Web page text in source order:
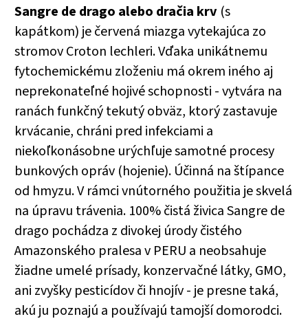
Sangre de drago alebo dračia krv (s
kapátkom) je červená miazga vytekajúca zo
stromov Croton lechleri. Vďaka unikátnemu
fytochemickému zloženiu má okrem iného aj
neprekonateľné hojivé schopnosti - vytvára na
ranách funkčný tekutý obväz, ktorý zastavuje
krvácanie, chráni pred infekciami a
niekoľkonásobne urýchľuje samotné procesy
bunkových opráv (hojenie). Účinná na štípance
od hmyzu. V rámci vnútorného použitia je skvelá
na úpravu trávenia. 100% čistá živica Sangre de
drago pochádza z divokej úrody čistého
Amazonského pralesa v PERU a neobsahuje
žiadne umelé prísady, konzervačné látky, GMO,
ani zvyšky pesticídov či hnojív - je presne taká,
akú ju poznajú a používajú tamojší domorodci.